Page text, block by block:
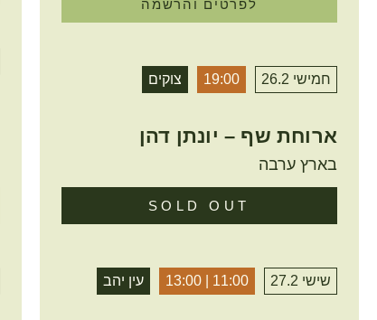
לפרטים והרשמה
חמישי 26.2 19:00 צוקים
ארוחת שף – יונתן דהן
בארץ ערבה
SOLD OUT
שישי 27.2 11:00 | 13:00 עין יהב